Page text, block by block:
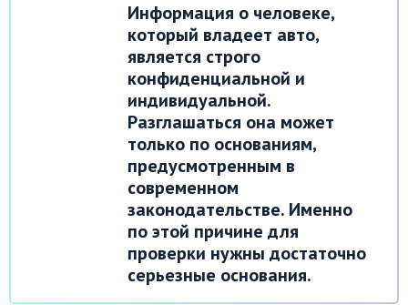
Информация о человеке,
который владеет авто,
является строго
конфиденциальной и
индивидуальной.
Разглашаться она может
только по основаниям,
предусмотренным в
современном
законодательстве. Именно
по этой причине для
проверки нужны достаточно
серьезные основания.